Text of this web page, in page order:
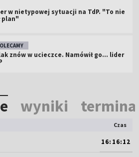
w nietypowej sytuacji na TdP. "To nie
plan"
znów w ucieczce. Namówił go... lider
wyniki
Czas
16:16:12